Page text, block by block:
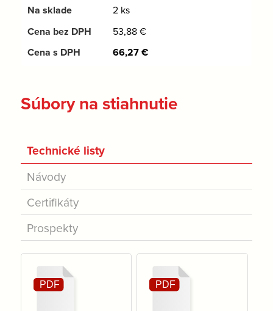
2 ks
53,88€
66,27€
Súbory na stiahnutie
Technické listy
Návody
Certifikáty
Prospekty